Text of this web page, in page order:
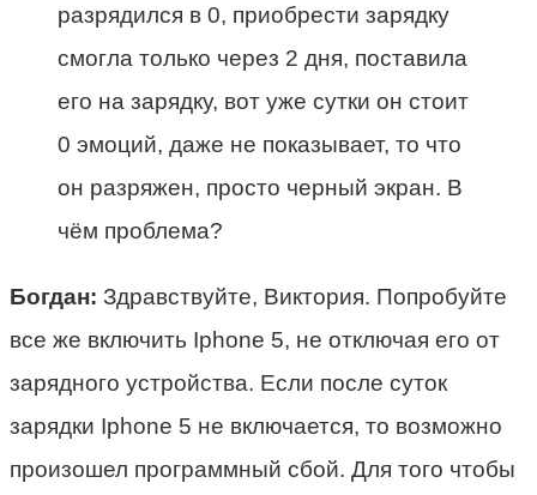
разрядился в 0, приобрести зарядку
смогла только через 2 дня, поставила
его на зарядку, вот уже сутки он стоит
0 эмоций, даже не показывает, то что
он разряжен, просто черный экран. В
чём проблема?
Богдан: Здравствуйте, Виктория. Попробуйте
все же включить Iphone 5, не отключая его от
зарядного устройства. Если после суток
зарядки Iphone 5 не включается, то возможно
произошел программный сбой. Для того чтобы